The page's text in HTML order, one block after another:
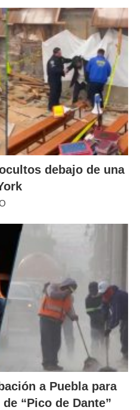
debajo de una
a Puebla para
“Pico de Dante”